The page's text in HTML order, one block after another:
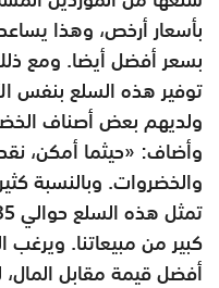
بأسعار أرخص، وهذا
بسعر أفضل أيضا. ومع
توفير هذه السلع بنفس
ولديهم بعض أصناف
وأضاف: «حيثما أمكن،
والخضروات. وبالنسبة
كبير من مبيعاتنا.
أفضل قيمة مقابل